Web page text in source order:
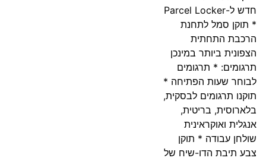
חדש ל-Parcel Locker
* תוקן סמל לתחנת
הרכבת התחתית
הצפונית ביותר במינכן
תרגומים: * תרגומים
לבוחר שעות הפתיחה *
תוקנו תרגומים לבסקית,
בלארוסית, בריטית,
אנגלית ואוקראינית
שולחן עבודה * תוקן
צבע תיבת הדו-שיח של